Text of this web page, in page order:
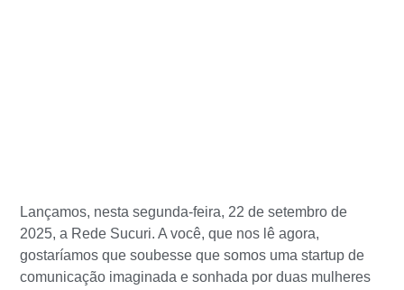
Lançamos, nesta segunda-feira, 22 de setembro de
2025, a Rede Sucuri. A você, que nos lê agora,
gostaríamos que soubesse que somos uma startup de
comunicação imaginada e sonhada por duas mulheres